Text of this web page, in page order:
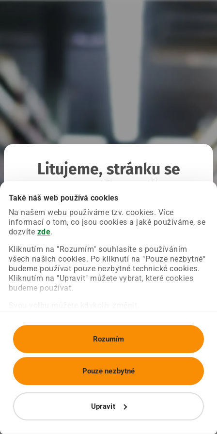
Také náš web používá cookies
Na našem webu používáme tzv. cookies. Více
informací o tom, co jsou cookies a jaké používáme, se
dozvíte zde.
Kliknutím na "Rozumím" souhlasíte s používáním
všech našich cookies. Po kliknutí na "Pouze nezbytné"
budeme používat pouze nezbytné technické cookies.
Kliknutím na "Upravit" můžete vybrat, které cookies
budeme používat.
Rozumím
Upravit
Pouze nezbytné
Litujeme, stránku se
Chyba nastala na naší straně a už ji opravujeme.
Zkuste prosím znovu načíst požadovanou stránku.
Obnovit stránku Úvodní strana